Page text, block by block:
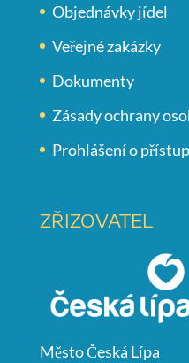
Objednávky jídel
Veřejné zakázky
Dokumenty
Zásady ochrany
Prohlášení o
ZŘIZOVATEL
Město Česká Lípa